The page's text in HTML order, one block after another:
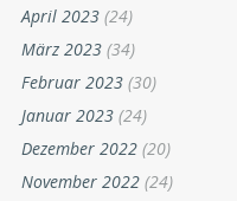
April 2023 (24)
März 2023 (34)
Februar 2023 (30)
Januar 2023 (24)
Dezember 2022 (20)
November 2022 (24)